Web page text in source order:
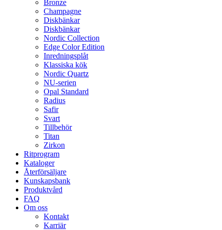
Bronze
Champagne
Diskbänkar
Diskbänkar
Nordic Collection
Edge Color Edition
Inredningsplåt
Klassiska kök
Nordic Quartz
NU-serien
Opal Standard
Radius
Safir
Svart
Tillbehör
Titan
Zirkon
Ritprogram
Kataloger
Återförsäljare
Kunskapsbank
Produktvård
FAQ
Om oss
Kontakt
Karriär